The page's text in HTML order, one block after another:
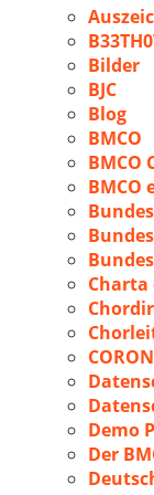
Bilder
BJC
Blog
BMCO
BMCO
BMCO
Demo
Der